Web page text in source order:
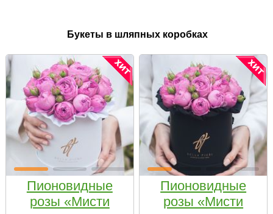
Букеты в шляпных коробках
Пионовидные
розы «Мисти
Пионовидные
розы «Мисти